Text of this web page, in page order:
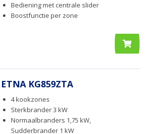
Bediening met centrale slider
Boostfunctie per zone
ETNA KG859ZTA
4 kookzones
Sterkbrander 3 kW
Normaalbranders 1,75 kW,
Sudderbrander 1 kW